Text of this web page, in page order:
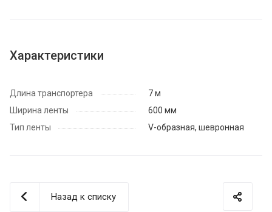
Характеристики
Длина транспортера
7 м
Ширина ленты
600 мм
Тип ленты
V-образная, шевронная
Назад к списку